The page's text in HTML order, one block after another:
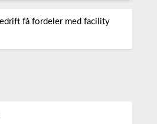
få fordeler med facility